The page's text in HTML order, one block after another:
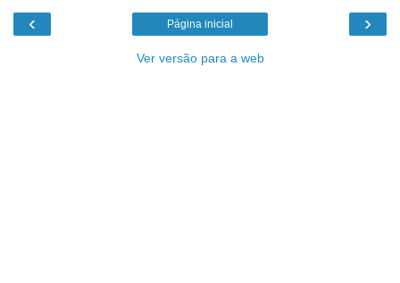
‹ ›
Página inicial
Ver versão para a web